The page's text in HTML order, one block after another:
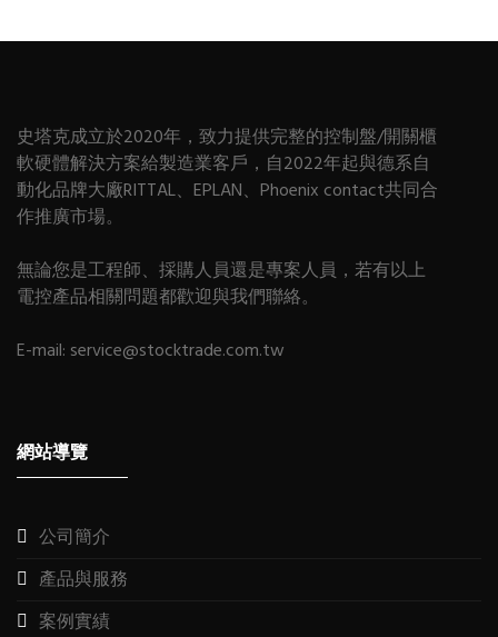
史塔克成立於2020年，致力提供完整的控制盤/開關櫃
軟硬體解決方案給製造業客戶，自2022年起與德系自
動化品牌大廠RITTAL、EPLAN、Phoenix contact共同合
作推廣市場。
無論您是工程師、採購人員還是專案人員，若有以上
電控產品相關問題都歡迎與我們聯絡。
E-mail: service@stocktrade.com.tw
網站導覽
公司簡介
產品與服務
案例實績